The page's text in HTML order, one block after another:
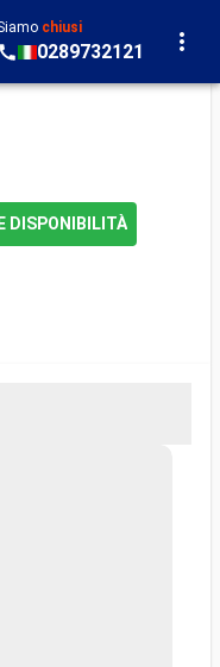
chiusi
0289732121
DISPONIBILITÀ